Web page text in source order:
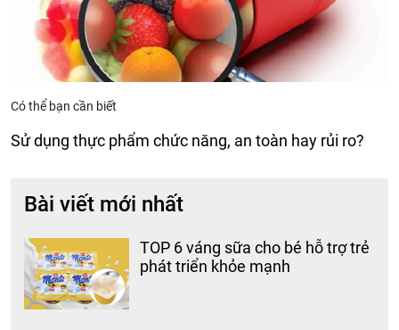
Có thể bạn cần biết
Sử dụng thực phẩm chức năng, an toàn hay rủi ro?
Bài viết mới nhất
TOP 6 váng sữa cho bé hỗ trợ trẻ
phát triển khỏe mạnh